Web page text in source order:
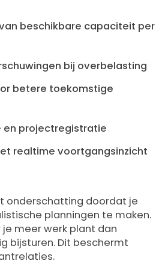
beschikbare capaciteit per
bij overbelasting
betere toekomstige
projectregistratie
realtime voortgangsinzicht
onderschatting doordat je
planningen te maken.
meer werk plant dan
bijsturen. Dit beschermt